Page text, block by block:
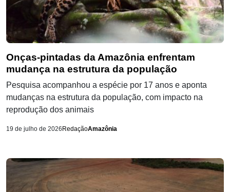
Onças-pintadas da Amazônia enfrentam
mudança na estrutura da população
Pesquisa acompanhou a espécie por 17 anos e aponta
mudanças na estrutura da população, com impacto na
reprodução dos animais
19 de julho de 2026 RedaçãoAmazônia